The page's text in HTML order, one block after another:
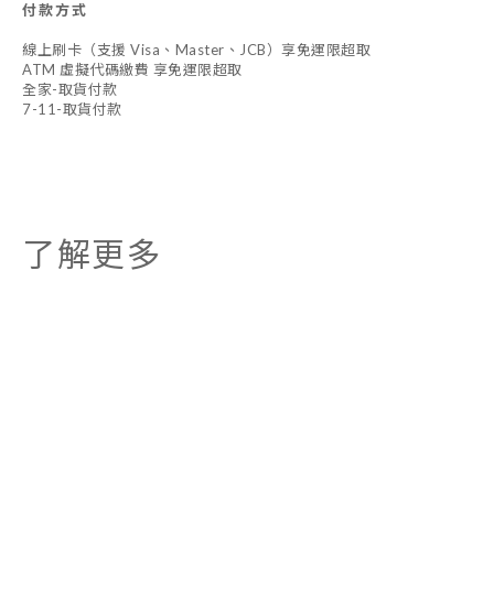
付款方式
線上刷卡（支援 Visa、Master、JCB）享免運限超取
ATM 虛擬代碼繳費 享免運限超取
全家-取貨付款
7-11-取貨付款
了解更多